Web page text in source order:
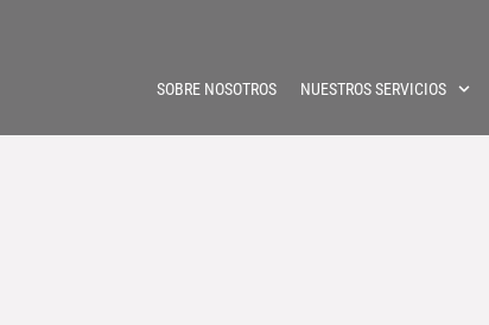
SOBRE NOSOTROS NUESTROS SERVICIOS